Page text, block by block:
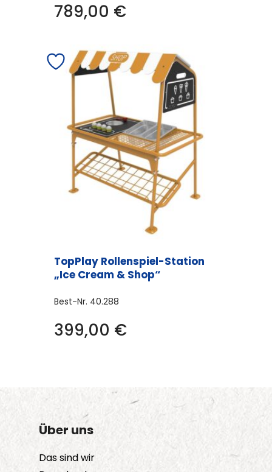
789,00 €
TopPlay Rollenspiel-Station
„Ice Cream & Shop“
Best-Nr. 40.288
399,00 €
Über uns
Das sind wir